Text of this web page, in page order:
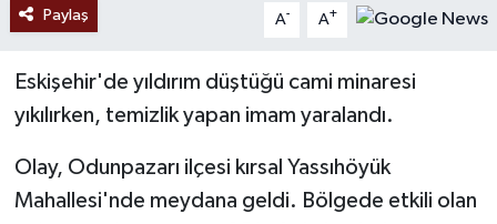
Paylaş A- A+
Eskişehir'de yıldırım düştüğü cami minaresi
yıkılırken, temizlik yapan imam yaralandı.
Olay, Odunpazarı ilçesi kırsal Yassıhöyük
Mahallesi'nde meydana geldi. Bölgede etkili olan